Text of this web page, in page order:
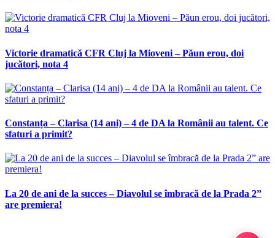
Victorie dramatică CFR Cluj la Mioveni – Păun erou, doi
jucători, nota 4
Constanța – Clarisa (14 ani) – 4 de DA la Românii au talent. Ce
sfaturi a primit?
La 20 de ani de la succes – Diavolul se îmbracă de la Prada 2”
are premiera!